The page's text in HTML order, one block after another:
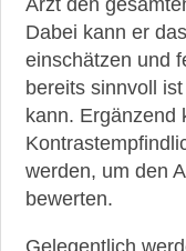
Dabei kann er
einschätzen und
bereits sinnvoll
kann. Ergänzend
werden, um den
bewerten.
Gelegentlich